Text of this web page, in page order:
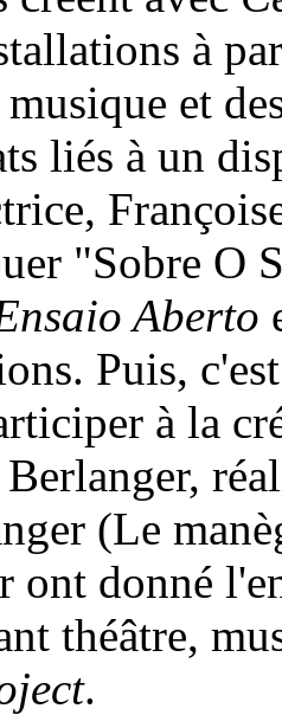
à
et
liés à un
"Sobre O
Aberto
Puis,
à la
(Le
ont donné
théâtre,
.